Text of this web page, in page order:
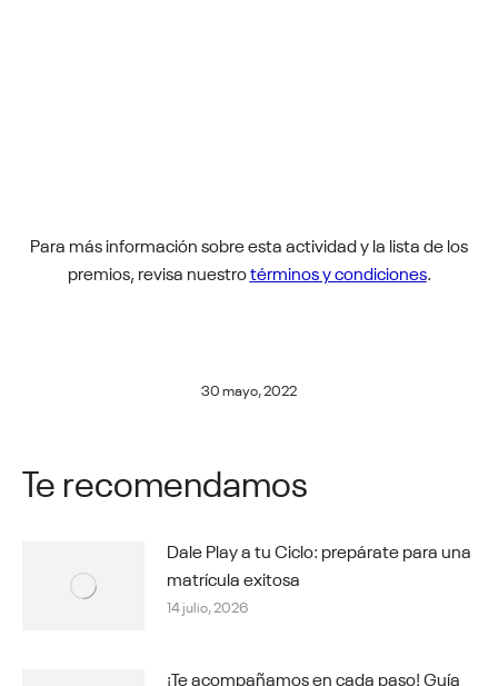
Para más información sobre esta actividad y la lista de los
premios, revisa nuestrotérminos y condiciones.
30 mayo, 2022
Te recomendamos
Dale Play a tu Ciclo: prepárate para una
matrícula exitosa
14 julio, 2026
¡Te acompañamos en cada paso! Guía